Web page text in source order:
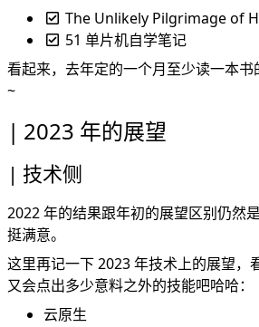
The Unlikely Pilgrimage of
51 单片机自学笔记
看起来，去年定的一个月至少读一本
~
2023 年的展望
技术侧
2022 年的结果跟年初的展望区别仍然
挺满意。
这里再记一下 2023 年技术上的展望，
又会点出多少意料之外的技能吧哈哈：
云原生